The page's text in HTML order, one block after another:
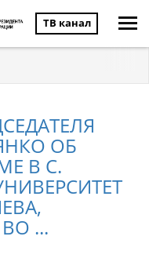
ТВ канал
ОБ
В С.
...